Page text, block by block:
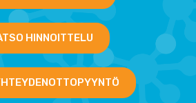
HINNOITTELU